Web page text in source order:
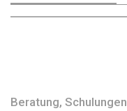
Beratung,